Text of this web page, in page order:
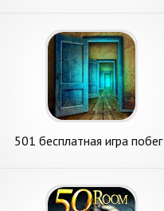
501 бесплатная игра побег